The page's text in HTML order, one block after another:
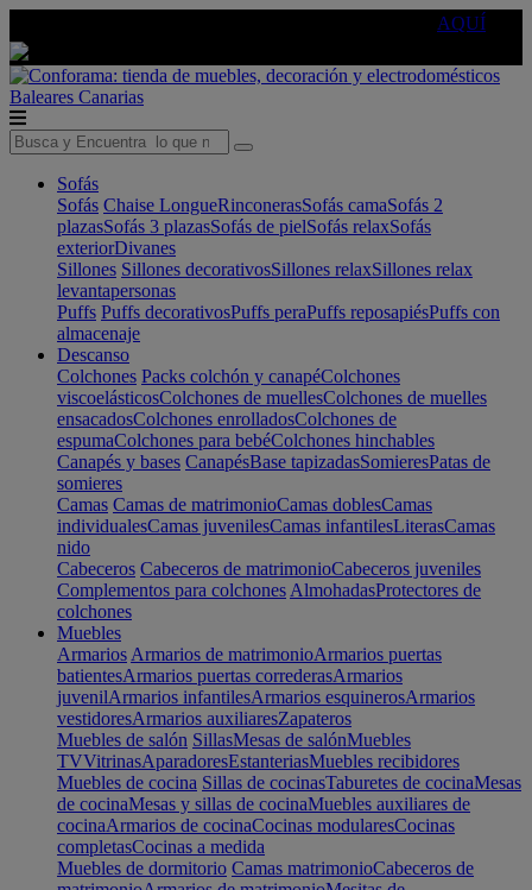
AQUÍ
Baleares Canarias
Sofás
Sofás Chaise LongueRinconerasSofás camaSofás 2
plazasSofás 3 plazasSofás de pielSofás relaxSofás
exteriorDivanes
Sillones Sillones decorativosSillones relaxSillones relax
levantapersonas
Puffs Puffs decorativosPuffs peraPuffs reposapiésPuffs con
almacenaje
Descanso
Colchones Packs colchón y canapéColchones
viscoelásticosColchones de muellesColchones de muelles
ensacadosColchones enrolladosColchones de
espumaColchones para bebéColchones hinchables
Canapés y bases CanapésBase tapizadasSomieresPatas de
somieres
Camas Camas de matrimonioCamas doblesCamas
individualesCamas juvenilesCamas infantilesLiterasCamas
nido
Cabeceros Cabeceros de matrimonioCabeceros juveniles
Complementos para colchones AlmohadasProtectores de
colchones
Muebles
Armarios Armarios de matrimonioArmarios puertas
batientesArmarios puertas correderasArmarios
juvenilArmarios infantilesArmarios esquinerosArmarios
vestidoresArmarios auxiliaresZapateros
Muebles de salón SillasMesas de salónMuebles
TVVitrinasAparadoresEstanteriasMuebles recibidores
Muebles de cocina Sillas de cocinasTaburetes de cocinaMesas
de cocinaMesas y sillas de cocinaMuebles auxiliares de
cocinaArmarios de cocinaCocinas modularesCocinas
completasCocinas a medida
Muebles de dormitorio Camas matrimonioCabeceros de